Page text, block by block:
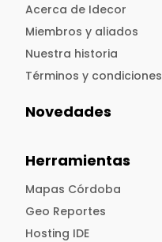
Acerca de Idecor
Miembros y aliados
Nuestra historia
Términos y condiciones
Novedades
Herramientas
Mapas Córdoba
Geo Reportes
Hosting IDE